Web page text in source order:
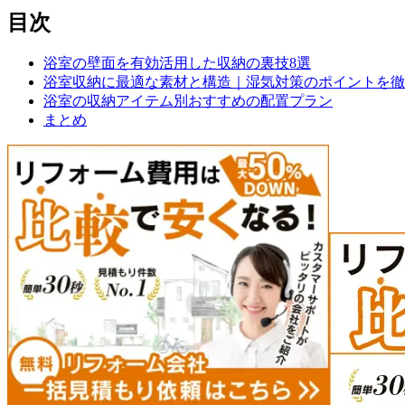
目次
浴室の壁面を有効活用した収納の裏技8選
浴室収納に最適な素材と構造｜湿気対策のポイントを
浴室の収納アイテム別おすすめの配置プラン
まとめ